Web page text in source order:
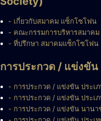
- เกี่ยวกับสมาคม แซ็กโซโฟน
- คณะกรรมการบริหารสมาคม
- ที่ปรึกษา สมาคมแซ็กโซโฟน
การประกวด / แข่งขัน
- การประกวด / แข่งขัน ประเภ
- การประกวด / แข่งขัน ประเ
- การประกวด / แข่งขัน นานา